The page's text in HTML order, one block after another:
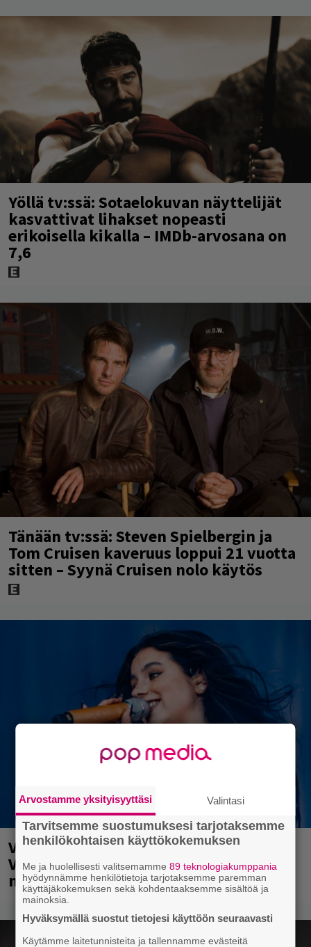
Yöllä tv:ssä: Sotaelokuvan näyttelijät
kasvattivat lihakset nopeasti
erikoisella kikalla – IMDb-arvosana on
7,6
Tänään tv:ssä: Steven Spielbergin ja
Tom Cruisen kaveruus loppui 21 vuotta
sitten – Syynä Cruisen nolo käytös
Valtava Yle 100 vuotta -tapahtuma
Veikkaus Arenalla syyskuussa – muista
myös metalliklassikot-konsertti
Arvostamme yksityisyyttäsi Valintasi
Tarvitsemme suostumuksesi tarjotaksemme
henkilökohtaisen käyttökokemuksen
Me ja huolellisesti valitsemamme89 teknologiakumppania
hyödynnämme henkilötietoja tarjotaksemme paremman
käyttäjäkokemuksen sekä kohdentaaksemme sisältöä ja
mainoksia.
Hyväksymällä suostut tietojesi käyttöön seuraavasti
Käytämme laitetunnisteita ja tallennamme evästeitä